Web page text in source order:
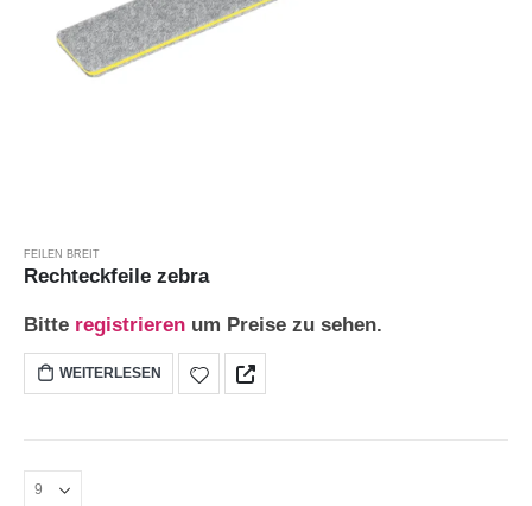
FEILEN BREIT
Rechteckfeile zebra
Bitte registrieren um Preise zu sehen.
WEITERLESEN